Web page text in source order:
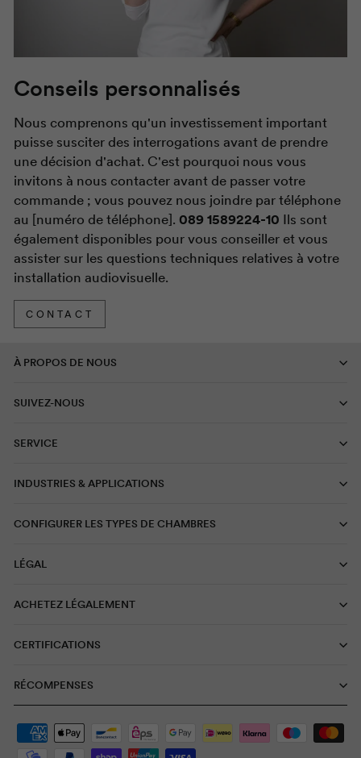
Conseils personnalisés
Nous comprenons qu'un investissement important
puisse susciter des interrogations avant de prendre
une décision d'achat. C'est pourquoi nous vous
invitons à nous contacter avant de passer votre
commande ; vous pouvez nous joindre par téléphone
au [numéro de téléphone]. 089 1589224-10 Ils sont
également disponibles pour vous conseiller et vous
assister sur les questions techniques relatives à votre
installation audiovisuelle.
CONTACT
À PROPOS DE NOUS
SUIVEZ-NOUS
SERVICE
INDUSTRIES & APPLICATIONS
CONFIGURER LES TYPES DE CHAMBRES
LÉGAL
ACHETEZ LÉGALEMENT
CERTIFICATIONS
RÉCOMPENSES